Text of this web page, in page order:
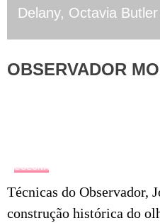
Delany, Octavia
OBSERVADOR
COLUNA
Técnicas do Observador,
construção histórica do